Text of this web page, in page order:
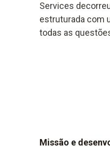
Services
estruturada com
todas as
Missão e